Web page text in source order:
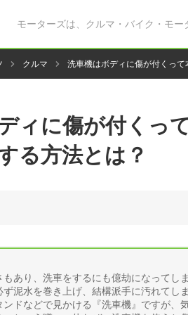
モーターズは、クルマ・バイク・モー
クルマ 洗車機はボディに傷が付くっ
ィに傷が付くっ
る方法とは？
あり、洗車をするにも億劫になってし
泥水を巻き上げ、結構派手に汚れてし
ンドなどで見かける『洗車機』ですが、